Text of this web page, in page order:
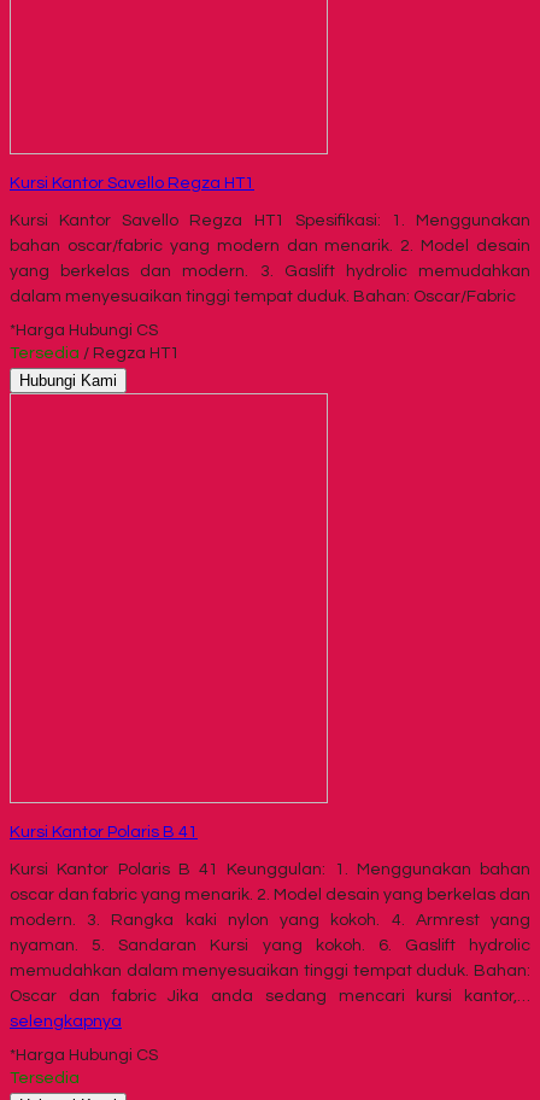
Kursi Kantor Savello Regza HT1
Kursi Kantor Savello Regza HT1 Spesifikasi: 1. Menggunakan
bahan oscar/fabric yang modern dan menarik. 2. Model desain
yang berkelas dan modern. 3. Gaslift hydrolic memudahkan
dalam menyesuaikan tinggi tempat duduk. Bahan: Oscar/Fabric
*Harga Hubungi CS
Tersedia / Regza HT1
Hubungi Kami
Kursi Kantor Polaris B 41
Kursi Kantor Polaris B 41 Keunggulan: 1. Menggunakan bahan
oscar dan fabric yang menarik. 2. Model desain yang berkelas dan
modern. 3. Rangka kaki nylon yang kokoh. 4. Armrest yang
nyaman. 5. Sandaran Kursi yang kokoh. 6. Gaslift hydrolic
memudahkan dalam menyesuaikan tinggi tempat duduk. Bahan:
Oscar dan fabric Jika anda sedang mencari kursi kantor,…
selengkapnya
*Harga Hubungi CS
Tersedia